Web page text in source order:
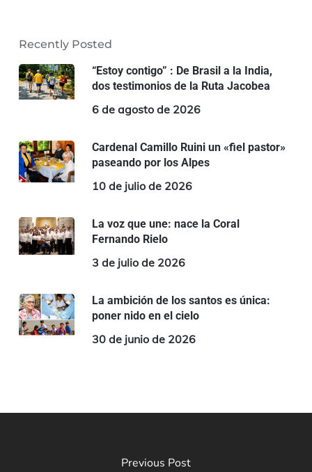
Recently Posted
“Estoy contigo” : De Brasil a la India,
dos testimonios de la Ruta Jacobea
6 de agosto de 2026
Cardenal Camillo Ruini un «fiel pastor»
paseando por los Alpes
10 de julio de 2026
La voz que une: nace la Coral
Fernando Rielo
3 de julio de 2026
La ambición de los santos es única:
poner nido en el cielo
30 de junio de 2026
Previous Post